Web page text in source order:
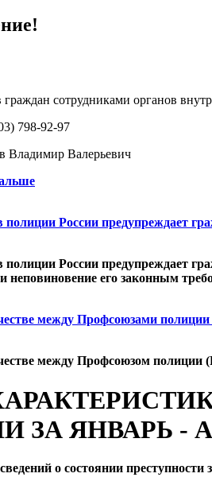
сотрудниками органов
798-92-97
Владимир Валерьевич
России предупреждает
России предупреждает
неповиновение его законным
между Профсоюзами
между Профсоюзом полиции
ЗА ЯНВАРЬ -
о состоянии